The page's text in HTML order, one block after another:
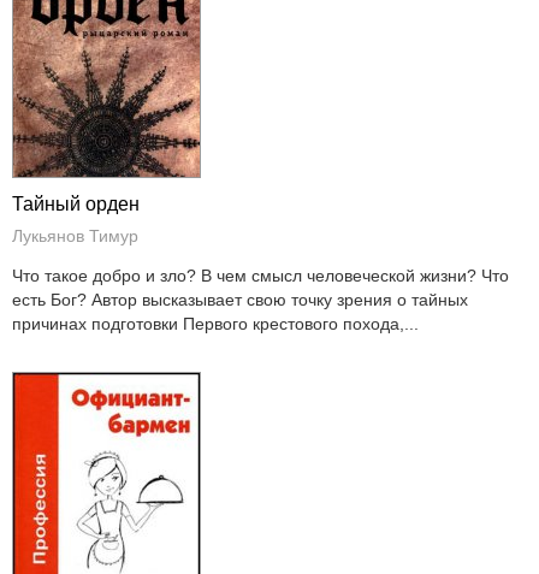
Тайный орден
Лукьянов Тимур
Что такое добро и зло? В чем смысл человеческой жизни? Что
есть Бог? Автор высказывает свою точку зрения о тайных
причинах подготовки Первого крестового похода,...